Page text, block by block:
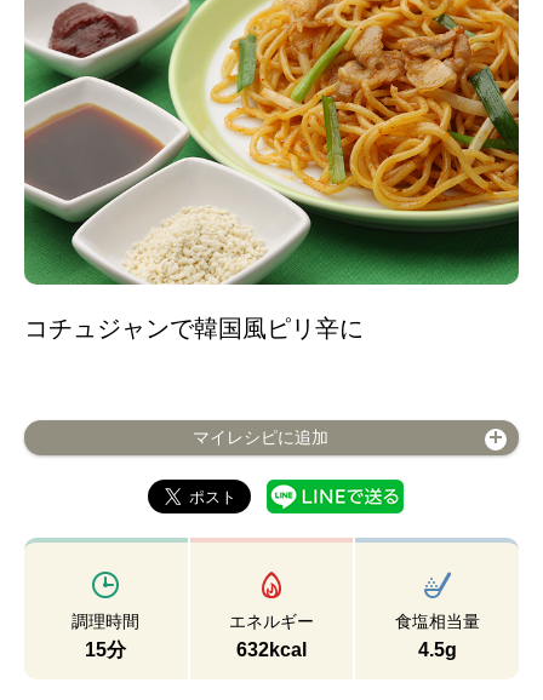
コチュジャンで韓国風ピリ辛に
マイレシピに追加
調理時間
15分
エネルギー
632kcal
食塩相当量
4.5g